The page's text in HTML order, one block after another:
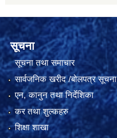
सूचना
सूचना तथा समाचार
सार्वजनिक खरीद /बोलपत्र सूचना
एन, कानुन तथा निर्देशिका
कर तथा शुल्कहरु
शिक्षा शाखा